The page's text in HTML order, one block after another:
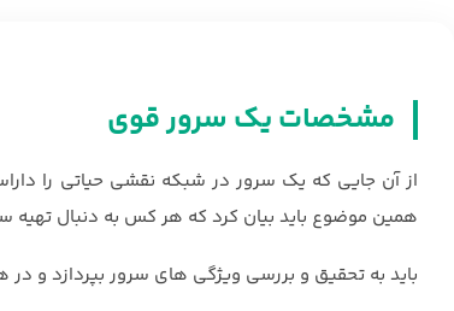
مشخصات یک سرور قوی
از آن جایی که یک سرور در شبکه نقشی حیاتی را
همین موضوع باید بیان کرد که هر کس به دنبال
باید به تحقیق و بررسی ویژگی های سرور بپردازد و